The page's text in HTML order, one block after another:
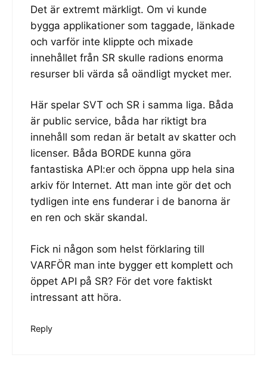
Det är extremt märkligt. Om vi kunde
bygga applikationer som taggade, länkade
och varför inte klippte och mixade
innehållet från SR skulle radions enorma
resurser bli värda så oändligt mycket mer.
Här spelar SVT och SR i samma liga. Båda
är public service, båda har riktigt bra
innehåll som redan är betalt av skatter och
licenser. Båda BORDE kunna göra
fantastiska API:er och öppna upp hela sina
arkiv för Internet. Att man inte gör det och
tydligen inte ens funderar i de banorna är
en ren och skär skandal.
Fick ni någon som helst förklaring till
VARFÖR man inte bygger ett komplett och
öppet API på SR? För det vore faktiskt
intressant att höra.
Reply